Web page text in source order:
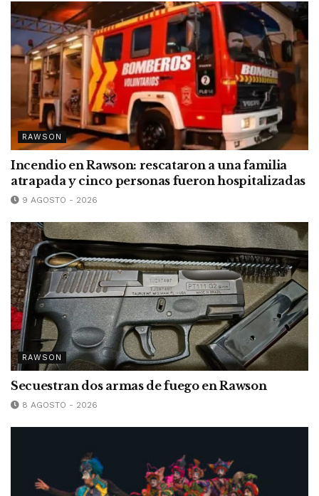
RAWSON
Incendio en Rawson: rescataron a una familia
atrapada y cinco personas fueron hospitalizadas
9 AGOSTO - 2026
RAWSON
Secuestran dos armas de fuego en Rawson
8 AGOSTO - 2026